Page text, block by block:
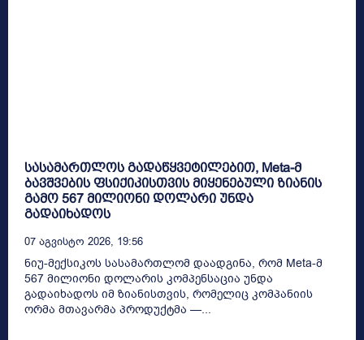
სასამართლოს გადაწყვეტილებით, Meta-მ
ბავშვების ფსიქიკისთვის მიყენებული ზიანის
გამო 567 მილიონი დოლარი უნდა
გადაიხადოს
07 Აგვისტო 2026, 19:56
ნიუ-მექსიკოს სასამართლომ დაადგინა, რომ Meta-მ
567 მილიონი დოლარის კომპენსაცია უნდა
გადაიხადოს იმ ზიანისთვის, რომელიც კომპანიის
ორმა მთავარმა პროდუქტმა —...